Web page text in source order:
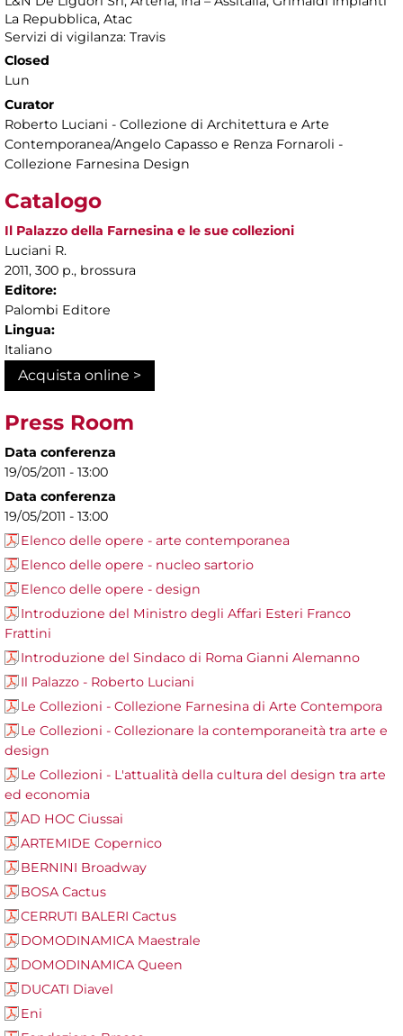
La Repubblica, Atac
Servizi di vigilanza: Travis
Closed
Lun
Curator
Roberto Luciani - Collezione di Architettura e Arte
Contemporanea/Angelo Capasso e Renza Fornaroli -
Collezione Farnesina Design
Catalogo
Il Palazzo della Farnesina e le sue collezioni
Luciani R.
2011, 300 p., brossura
Editore:
Palombi Editore
Lingua:
Italiano
Acquista online >
Press Room
Data conferenza
19/05/2011 - 13:00
Data conferenza
19/05/2011 - 13:00
Elenco delle opere - arte contemporanea
Elenco delle opere - nucleo sartorio
Elenco delle opere - design
Introduzione del Ministro degli Affari Esteri Franco
Frattini
Introduzione del Sindaco di Roma Gianni Alemanno
Il Palazzo - Roberto Luciani
Le Collezioni - Collezione Farnesina di Arte Contempora
Le Collezioni - Collezionare la contemporaneità tra arte e
design
Le Collezioni - L'attualità della cultura del design tra arte
ed economia
AD HOC Ciussai
ARTEMIDE Copernico
BERNINI Broadway
BOSA Cactus
CERRUTI BALERI Cactus
DOMODINAMICA Maestrale
DOMODINAMICA Queen
DUCATI Diavel
Eni